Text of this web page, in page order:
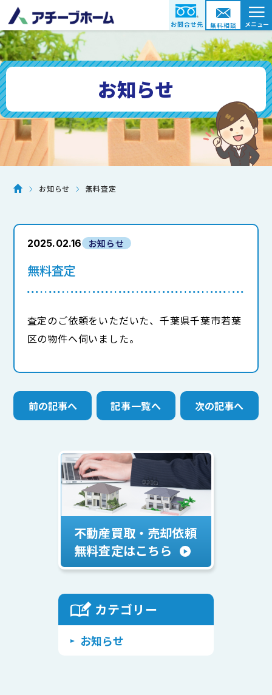
≡
メニュー
お問合せ先 無料相談
お知らせ
お知らせ 無料査定
2025.02.16 お知らせ
無料査定
査定のご依頼をいただいた、千葉県千葉市若葉
区の物件へ伺いました。
前の記事へ 記事一覧へ 次の記事へ
不動産買取・売却依頼
無料査定はこちら
カテゴリー
Warning: Undefined array key "use_desc_for_title" in
/home/attlabo2022/achieve-home.com/public_html/wp/wp-includes/class-walker-category.phpon line116
お知らせ